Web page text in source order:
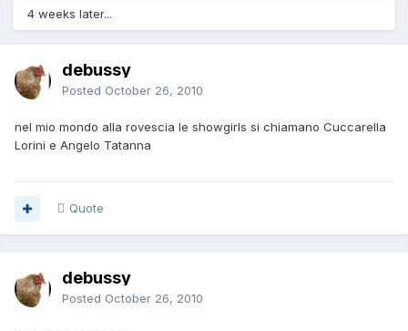
4 weeks later...
debussy
Posted October 26, 2010
nel mio mondo alla rovescia le showgirls si chiamano Cuccarella
Lorini e Angelo Tatanna
Quote
debussy
Posted October 26, 2010